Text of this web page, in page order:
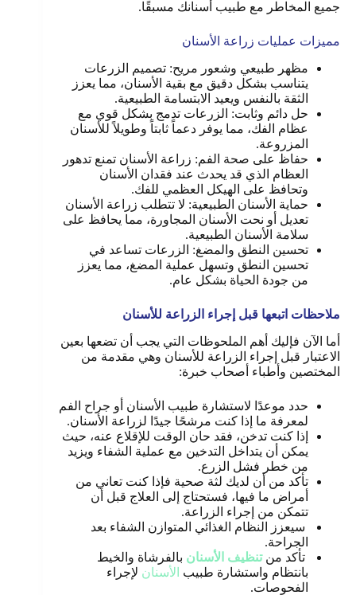
جميع المخاطر مع طبيب أسنانك مسبقًا.
مميزات عمليات زراعة الأسنان
مظهر طبيعي وشعور مريح: تصميم الزرعات
يتناسب بشكل دقيق مع بقية الأسنان، مما يعزز
الثقة بالنفس ويعيد الابتسامة الطبيعية.
حل دائم وثابت: الزرعات تدمج بشكل قوي مع
عظام الفك، مما يوفر دعماً ثابتاً وطويلاً للأسنان
المزروعة.
حفاظ على صحة الفم: زراعة الأسنان تمنع تدهور
العظام الذي قد يحدث عند فقدان الأسنان
وتحافظ على الهيكل العظمي للفك.
حماية الأسنان الطبيعية: لا تتطلب زراعة الأسنان
تعديل أو نحت الأسنان المجاورة، مما يحافظ على
سلامة الأسنان الطبيعية.
تحسين النطق والمضغ: الزرعات تساعد في
تحسين النطق وتسهل عملية المضغ، مما يعزز
من جودة الحياة بشكل عام.
ملاحظات اتبعها قبل إجراء الزراعة للأسنان
أما الآن فإليك أهم الملحوظات التي يجب أن تضعها بعين
الاعتبار قبل إجراء الزراعة للأسنان وهي مقدمة من
المختصين وأطباء أصحاب خبرة:
حدد موعدًا لاستشارة طبيب الأسنان أو جراح الفم
لمعرفة ما إذا كنت مرشحًا جيدًا لزراعة الأسنان.
إذا كنت تدخن، فقد حان الوقت للإقلاع عنه، حيث
يمكن أن يتداخل التدخين مع عملية الشفاء ويزيد
من خطر فشل الزرع.
تأكد من أن لديك لثة صحية فإذا كنت تعاني من
أمراض ما فيها، فستحتاج إلى العلاج قبل أن
تتمكن من إجراء الزراعة.
سيعزز النظام الغذائي المتوازن الشفاء بعد
الجراحة.
تأكد منتنظيف الأسنان بالفرشاة والخيط
بانتظام واستشارة طبيب الأسنان لإجراء
الفحوصات.